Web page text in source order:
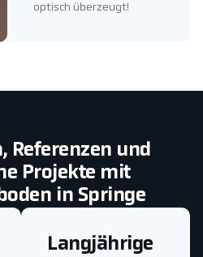
optisch überzeugt!
Referenzen und
Projekte mit
in Springe
Langjährige